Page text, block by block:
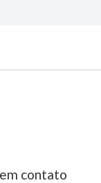
contato